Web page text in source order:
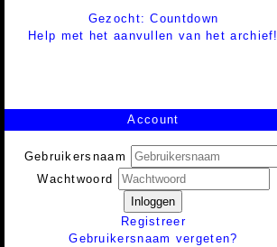
Gezocht: Countdown
Help met het aanvullen van het archief!
Account
Gebruikersnaam
Wachtwoord
Inloggen
Registreer
Gebruikersnaam vergeten?